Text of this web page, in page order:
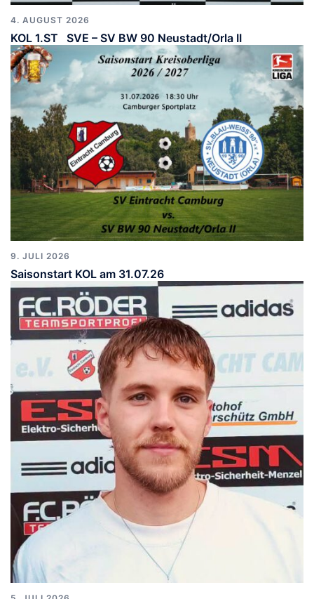
4. AUGUST 2026
KOL 1.ST SVE – SV BW 90 Neustadt/Orla II
9. JULI 2026
Saisonstart KOL am 31.07.26